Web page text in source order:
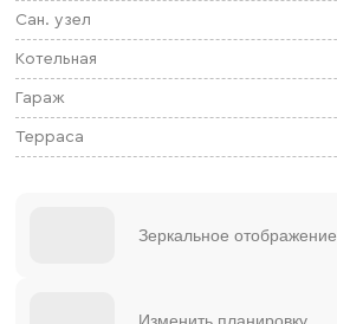
Сан. узел
Котельная
Гараж
Терраса
Зеркальное отображение